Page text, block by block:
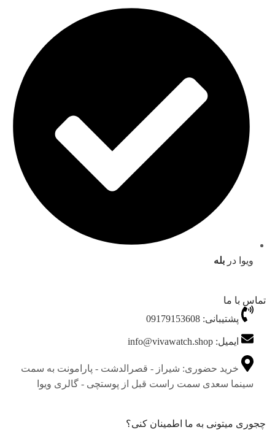
ویوا در بله
تماس با ما
پشتیبانی: 09179153608
ایمیل: info@vivawatch.shop
خرید حضوری: شیراز - قصرالدشت - پارامونت به سمت
سینما سعدی سمت راست قبل از پوستچی - گالری ویوا
چجوری میتونی به ما اطمینان کنی؟